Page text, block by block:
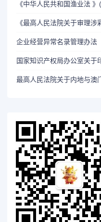
《中华人民共和国渔业法